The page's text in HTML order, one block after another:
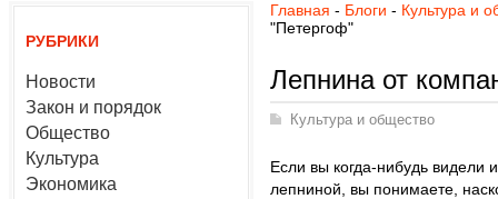
РУБРИКИ
Новости
Закон и порядок
Общество
Культура
Экономика
Главная - Блоги - Культура и
"Петергоф"
Лепнина от
Культура и общество
Если вы когда-нибудь
лепниной, вы понимаете,